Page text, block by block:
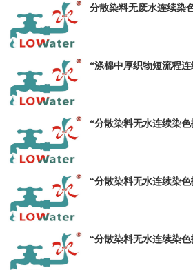
分散染料无废水连续染
“涤棉中厚织物短流程
“分散染料无水连续染
“分散染料无水连续染
“分散染料无水连续染